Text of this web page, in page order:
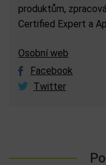
produktům,
Certified Expert a
Osobní web
Facebook
Twitter